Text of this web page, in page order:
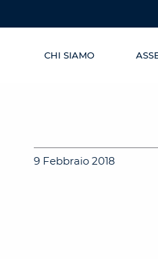
CHI SIAMO
9 Febbraio 2018